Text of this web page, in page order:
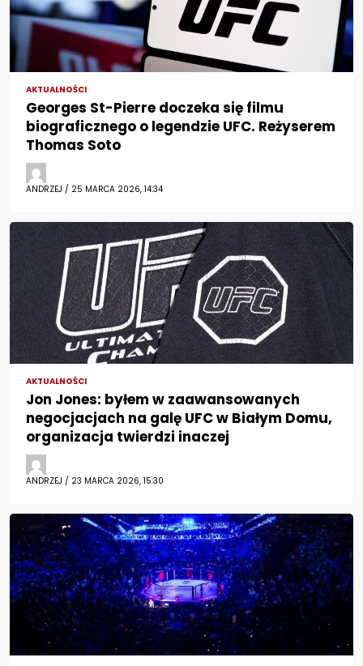
AKTUALNOŚCI
Georges St-Pierre doczeka się filmu
biograficznego o legendzie UFC. Reżyserem
Thomas Soto
ANDRZEJ / 25 MARCA 2026, 14:34
AKTUALNOŚCI
Jon Jones: byłem w zaawansowanych
negocjacjach na galę UFC w Białym Domu,
organizacja twierdzi inaczej
ANDRZEJ / 23 MARCA 2026, 15:30